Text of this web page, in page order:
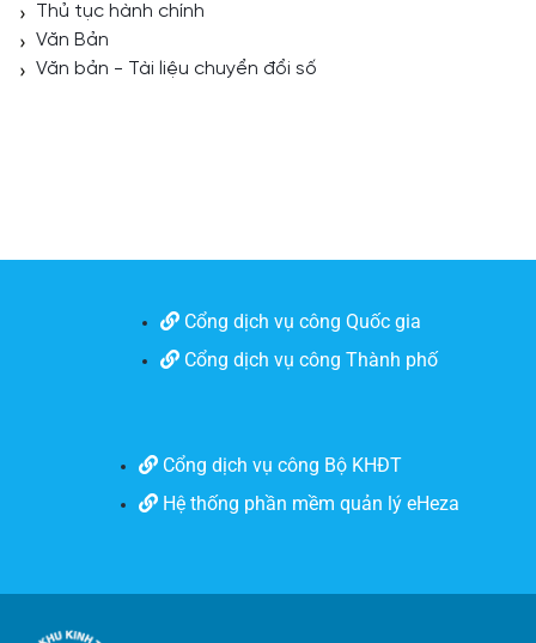
Thủ tục hành chính
Văn Bản
Văn bản - Tài liệu chuyển đổi số
Cổng dịch vụ công Quốc gia
Cổng dịch vụ công Thành phố
Cổng dịch vụ công Bộ KHĐT
Hệ thống phần mềm quản lý eHeza